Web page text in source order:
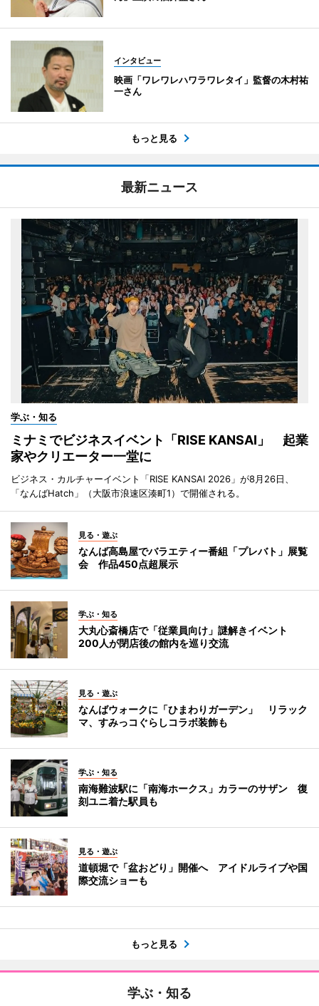
インタビュー
映画「ワレワレハワラワレタイ」監督の木村祐
一さん
もっと見る
最新ニュース
学ぶ・知る
ミナミでビジネスイベント「RISE KANSAI」 起業
家やクリエーター一堂に
ビジネス・カルチャーイベント「RISE KANSAI 2026」が8月26日、
「なんばHatch」（大阪市浪速区湊町1）で開催される。
見る・遊ぶ
なんば高島屋でバラエティー番組「プレバト」展覧
会 作品450点超展示
学ぶ・知る
大丸心斎橋店で「従業員向け」謎解きイベント
200人が閉店後の館内を巡り交流
見る・遊ぶ
なんばウォークに「ひまわりガーデン」 リラック
マ、すみっコぐらしコラボ装飾も
学ぶ・知る
南海難波駅に「南海ホークス」カラーのサザン 復
刻ユニ着た駅員も
見る・遊ぶ
道頓堀で「盆おどり」開催へ アイドルライブや国
際交流ショーも
もっと見る
学ぶ・知る